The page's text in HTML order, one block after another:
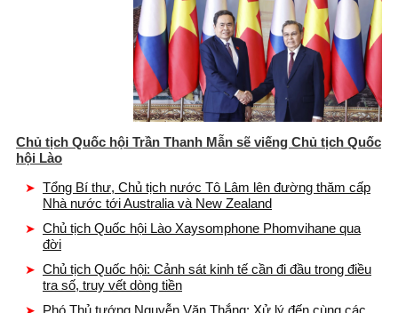
Chủ tịch Quốc hội Trần Thanh Mẫn sẽ viếng Chủ tịch Quốc
hội Lào
Tổng Bí thư, Chủ tịch nước Tô Lâm lên đường thăm cấp
Nhà nước tới Australia và New Zealand
Chủ tịch Quốc hội Lào Xaysomphone Phomvihane qua
đời
Chủ tịch Quốc hội: Cảnh sát kinh tế cần đi đầu trong điều
tra số, truy vết dòng tiền
Phó Thủ tướng Nguyễn Văn Thắng: Xử lý đến cùng các